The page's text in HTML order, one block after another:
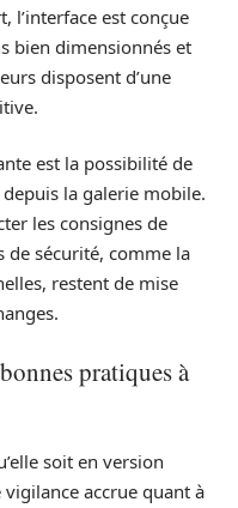
l’interface est conçue
bien dimensionnés et
disposent d’une
est la possibilité de
la galerie mobile.
les consignes de
de sécurité, comme la
restent de mise
pratiques à
soit en version
accrue quant à